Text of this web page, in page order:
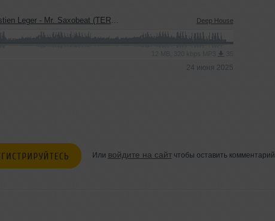
Saxobeat (TERMIT & Yuliana 'Duel' Blend) Deep House
24 июня 2025
Или войдите на сайтчтобы оставить комментарий